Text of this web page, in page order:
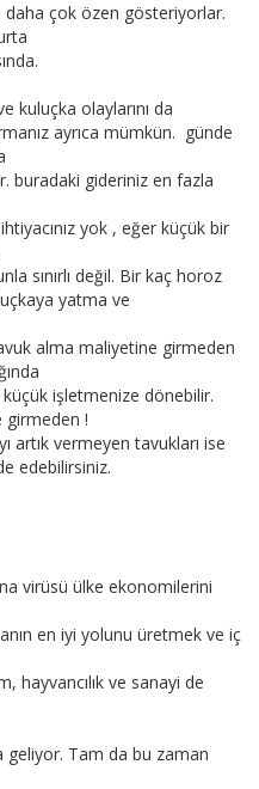
daha çok özen gösteriyorlar.
kuluçka olaylarını da
ayrıca mümkün. günde
buradaki gideriniz en fazla
yok , eğer küçük bir
sınırlı değil. Bir kaç horoz
yatma ve
alma maliyetine girmeden
küçük işletmenize dönebilir.
girmeden !
artık vermeyen tavukları ise
edebilirsiniz.
virüsü ülke ekonomilerini
en iyi yolunu üretmek ve iç
hayvancılık ve sanayi de
geliyor. Tam da bu zaman